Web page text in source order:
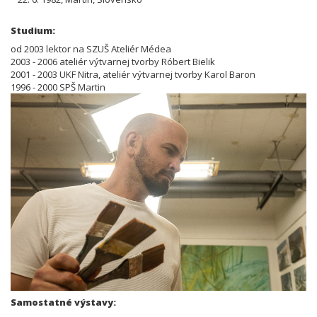
Studium:
od 2003 lektor na SZUŠ Ateliér Médea
2003 - 2006 ateliér výtvarnej tvorby Róbert Bielik
2001 - 2003 UKF Nitra, ateliér výtvarnej tvorby Karol Baron
1996 - 2000 SPŠ Martin
Samostatné výstavy: